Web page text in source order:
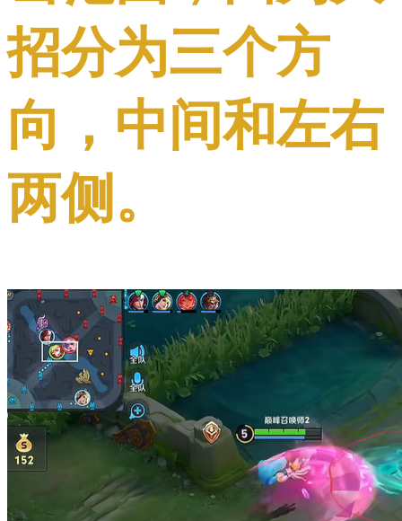
招分为三个方
向，中间和左右
两侧。